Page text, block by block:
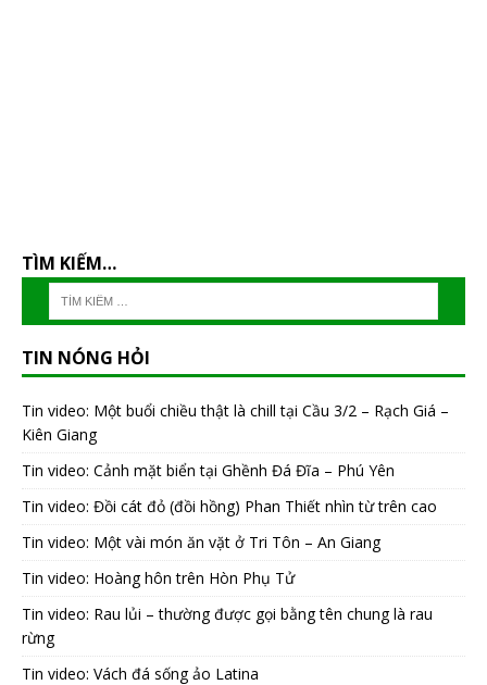
TÌM KIẾM…
TIN NÓNG HỎI
Tin video: Một buổi chiều thật là chill tại Cầu 3/2 – Rạch Giá –
Kiên Giang
Tin video: Cảnh mặt biển tại Ghềnh Đá Đĩa – Phú Yên
Tin video: Đồi cát đỏ (đồi hồng) Phan Thiết nhìn từ trên cao
Tin video: Một vài món ăn vặt ở Tri Tôn – An Giang
Tin video: Hoàng hôn trên Hòn Phụ Tử
Tin video: Rau lủi – thường được gọi bằng tên chung là rau
rừng
Tin video: Vách đá sống ảo Latina